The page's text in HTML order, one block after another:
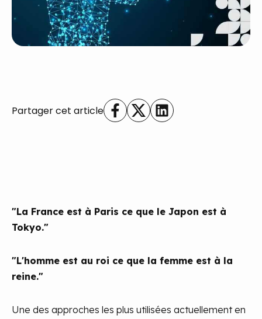
Partager cet article
"La France est à Paris ce que le Japon est à
Tokyo."
"L'homme est au roi ce que la femme est à la
reine."
Une des approches les plus utilisées actuellement en